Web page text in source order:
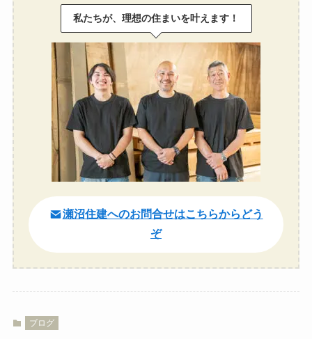
私たちが、理想の住まいを叶えます！
瀬沼住建へのお問合せはこちらからどう
ぞ
ブログ